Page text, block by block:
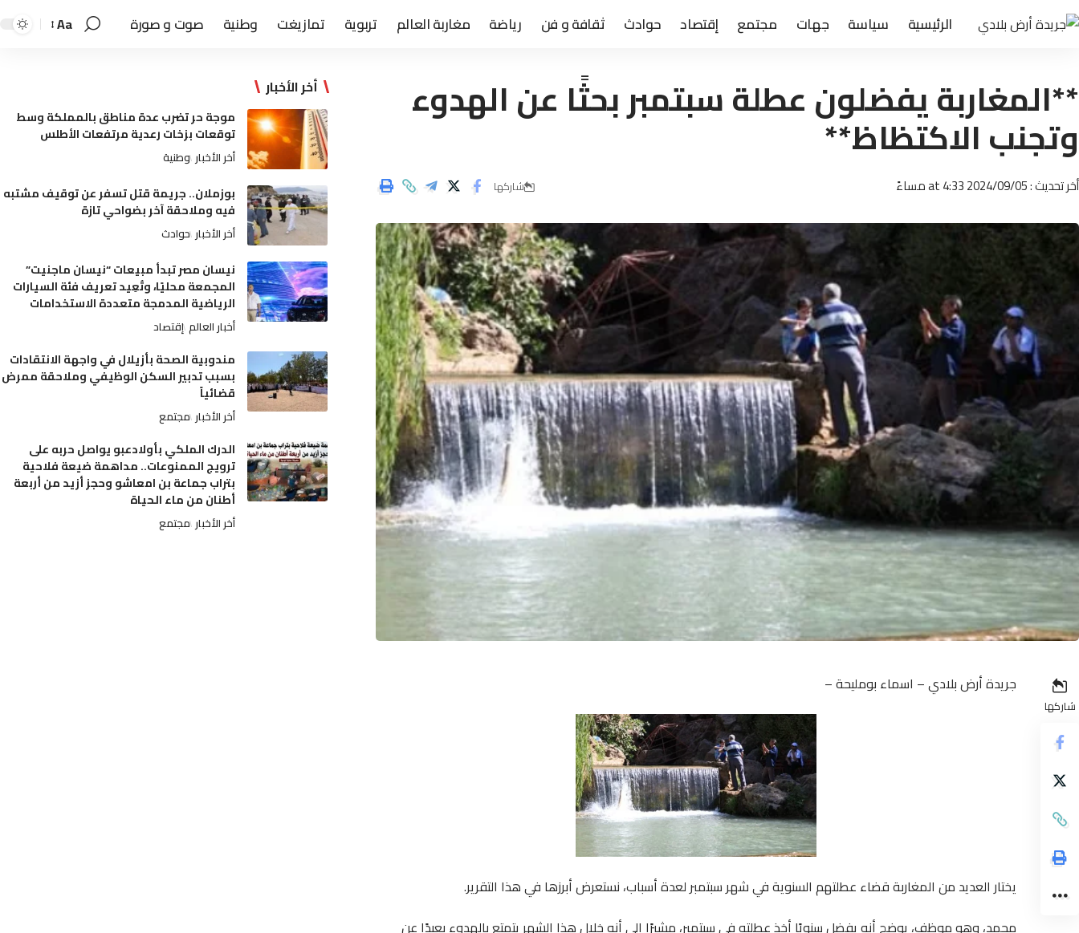
الرئيسية سياسة جهات مجتمع إقتصاد حوادث ثقافة و فن رياضة مغاربة العالم تربوية تمازيغت وطنية صوت و صورة Aa
**المغاربة يفضلون عطلة سبتمبر بحثًا عن الهدوء
وتجنب الاكتظاظ**
أخر تحديث : 2024/09/05 at 4:33 مساءً شاركها
شاركها
جريدة أرض بلادي – اسماء بومليحة –
يختار العديد من المغاربة قضاء عطلتهم السنوية في شهر سبتمبر لعدة أسباب، نستعرض أبرزها في هذا التقرير.
محمد، وهو موظف، يوضح أنه يفضل سنويًا أخذ عطلته في سبتمبر، مشيرًا إلى أنه خلال هذا الشهر يتمتع بالهدوء بعيدًا عن
أخر الأخبار
موجة حر تضرب عدة مناطق بالمملكة وسط
توقعات بزخات رعدية مرتفعات الأطلس
أخر الأخبار وطنية
بوزملان.. جريمة قتل تسفر عن توقيف مشتبه
فيه وملاحقة آخر بضواحي تازة
أخر الأخبار حوادث
نيسان مصر تبدأ مبيعات “نيسان ماجنيت”
المجمعة محليًا، وتُعِيد تعريف فئة السيارات
الرياضية المدمجة متعددة الاستخدامات
أخبار العالم إقتصاد
مندوبية الصحة بأزيلال في واجهة الانتقادات
بسبب تدبير السكن الوظيفي وملاحقة ممرض
قضائياً
أخر الأخبار مجتمع
الدرك الملكي بأولادعبو يواصل حربه على
ترويج الممنوعات.. مداهمة ضيعة فلاحية
بتراب جماعة بن امعاشو وحجز أزيد من أربعة
أطنان من ماء الحياة
أخر الأخبار مجتمع